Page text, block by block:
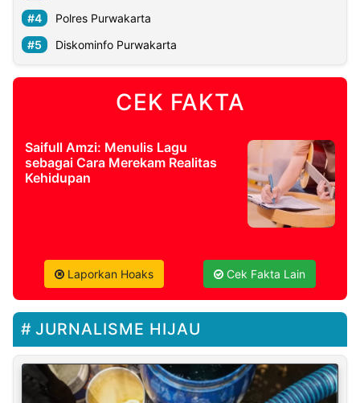
Polres Purwakarta
Diskominfo Purwakarta
CEK FAKTA
Saifull Amzi: Menulis Lagu
sebagai Cara Merekam Realitas
Kehidupan
Laporkan Hoaks Cek Fakta Lain
JURNALISME HIJAU